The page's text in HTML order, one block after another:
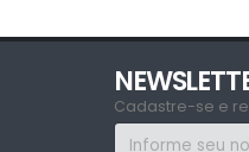
Cadastre-se e